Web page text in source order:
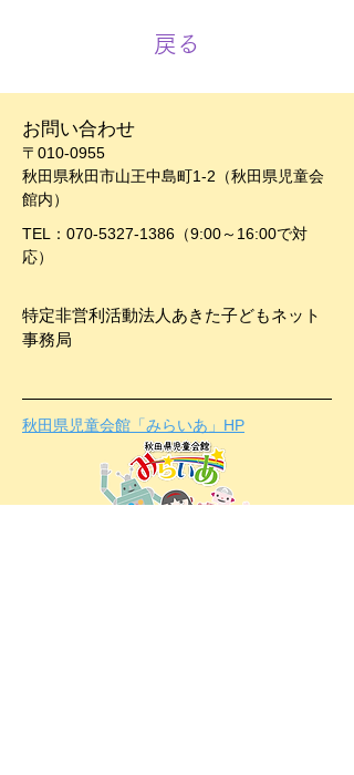
戻る
お問い合わせ
〒010-0955
秋田県秋田市山王中島町1-2（秋田県児童会
館内）
TEL：070-5327-1386（9:00～16:00で対
応）
特定非営利活動法人 あきた子どもネット
事務局
秋田県児童会館「みらいあ」HP